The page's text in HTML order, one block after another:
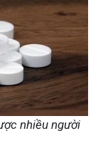
nhiều người